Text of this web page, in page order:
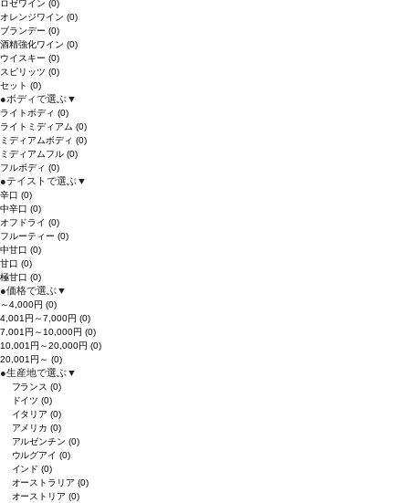
ロゼワイン (0)
オレンジワイン (0)
ブランデー (0)
酒精強化ワイン (0)
ウイスキー (0)
スピリッツ (0)
セット (0)
●ボディで選ぶ▼
ライトボディ (0)
ライトミディアム (0)
ミディアムボディ (0)
ミディアムフル (0)
フルボディ (0)
●テイストで選ぶ▼
辛口 (0)
中辛口 (0)
オフドライ (0)
フルーティー (0)
中甘口 (0)
甘口 (0)
極甘口 (0)
●価格で選ぶ▼
～4,000円 (0)
4,001円～7,000円 (0)
7,001円～10,000円 (0)
10,001円～20,000円 (0)
20,001円～ (0)
●生産地で選ぶ▼
フランス(0)
ドイツ(0)
イタリア(0)
アメリカ(0)
アルゼンチン(0)
ウルグアイ(0)
インド(0)
オーストラリア(0)
オーストリア(0)